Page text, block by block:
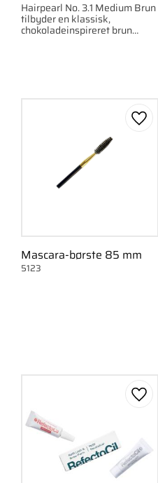
Hairpearl No. 3.1 Medium Brun
tilbyder en klassisk,
chokoladeinspireret brun
nuance, som passer til
Mascara-børste 85 mm
5123